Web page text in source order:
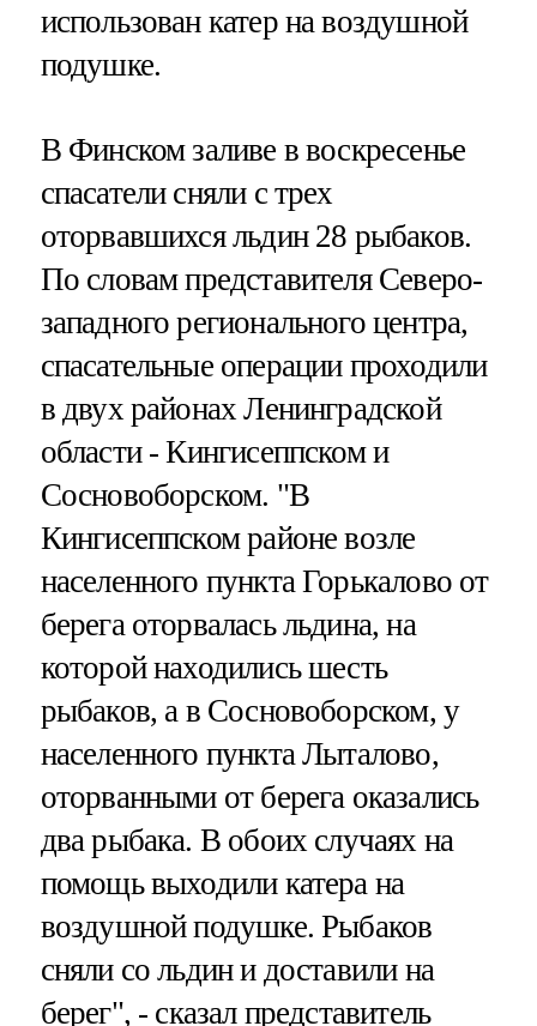
использован катер на воздушной
подушке.
В Финском заливе в воскресенье
спасатели сняли с трех
оторвавшихся льдин 28 рыбаков.
По словам представителя Северо-
западного регионального центра,
спасательные операции проходили
в двух районах Ленинградской
области - Кингисеппском и
Сосновоборском. "В
Кингисеппском районе возле
населенного пункта Горькалово от
берега оторвалась льдина, на
которой находились шесть
рыбаков, а в Сосновоборском, у
населенного пункта Лыталово,
оторванными от берега оказались
два рыбака. В обоих случаях на
помощь выходили катера на
воздушной подушке. Рыбаков
сняли со льдин и доставили на
берег", - сказал представитель